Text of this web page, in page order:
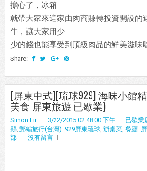
擔心了，冰箱
就帶大家來這家由肉商賺轉投資開設的
牛，讓大家用少
少的錢也能享受到頂級肉品的鮮美滋味
Share:
[屏東中式][琉球929] 海味小館
美食 屏東旅遊 已歇業)
Simon Lin 3/22/2015 02:48:00 下午 已歇業
縣 郵編旅行(台灣)::929屏東琉球 辦桌菜 餐廳::
部
沒有留言